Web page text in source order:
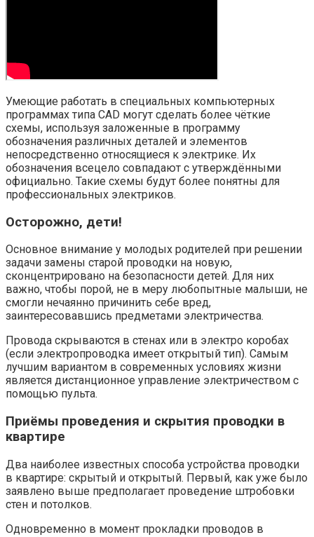
Умеющие работать в специальных компьютерных
программах типа CAD могут сделать более чёткие
схемы, используя заложенные в программу
обозначения различных деталей и элементов
непосредственно относящиеся к электрике. Их
обозначения всецело совпадают с утверждёнными
официально. Такие схемы будут более понятны для
профессиональных электриков.
Осторожно, дети!
Основное внимание у молодых родителей при решении
задачи замены старой проводки на новую,
сконцентрировано на безопасности детей. Для них
важно, чтобы порой, не в меру любопытные малыши, не
смогли нечаянно причинить себе вред,
заинтересовавшись предметами электричества.
Провода скрываются в стенах или в электро коробах
(если электропроводка имеет открытый тип). Самым
лучшим вариантом в современных условиях жизни
является дистанционное управление электричеством с
помощью пульта.
Приёмы проведения и скрытия проводки в
квартире
Два наиболее известных способа устройства проводки
в квартире: скрытый и открытый. Первый, как уже было
заявлено выше предполагает проведение штробовки
стен и потолков.
Одновременно в момент прокладки проводов в